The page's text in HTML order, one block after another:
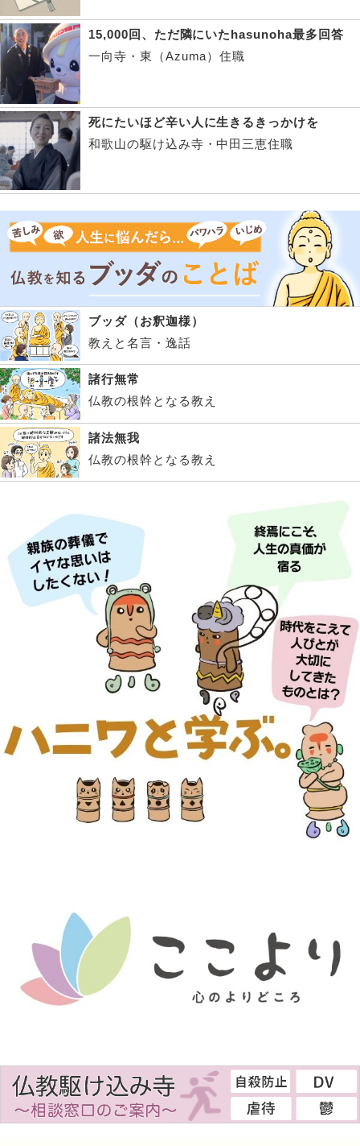
15,000回、ただ隣にいたhasunoha最多回答
一向寺・東（Azuma）住職
死にたいほど辛い人に生きるきっかけを
和歌山の駆け込み寺・中田三恵住職
ブッダ（お釈迦様）
教えと名言・逸話
諸行無常
仏教の根幹となる教え
諸法無我
仏教の根幹となる教え